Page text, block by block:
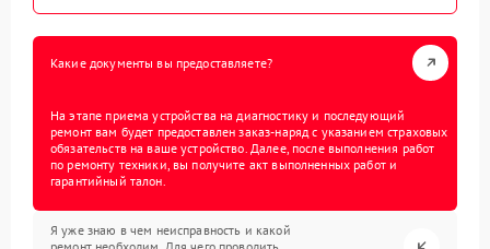
Какие документы вы предоставляете?
На этапе приема устройства на диагностику и последующий
ремонт вам будет предоставлен заказ-наряд с указанием страховых
обязательств на ваше устройство. Далее, после выполнения работ
по ремонту техники, вы получите акт выполненных работ и
гарантийный талон.
Я уже знаю в чем неисправность и какой